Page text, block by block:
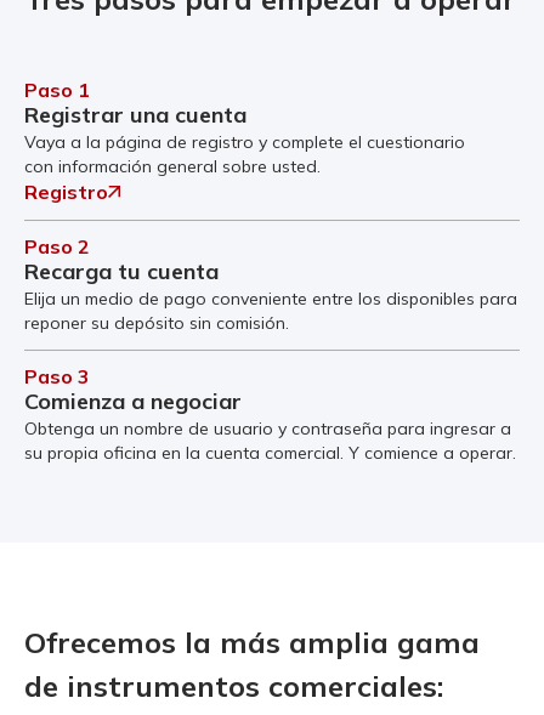
Paso 1
Registrar una cuenta
Vaya a la página de registro y complete el cuestionario
con información general sobre usted.
Registro
Paso 2
Recarga tu cuenta
Elija un medio de pago conveniente entre los disponibles para
reponer su depósito sin comisión.
Paso 3
Comienza a negociar
Obtenga un nombre de usuario y contraseña para ingresar a
su propia oficina en la cuenta comercial. Y comience a operar.
Ofrecemos la más amplia gama
de instrumentos comerciales: